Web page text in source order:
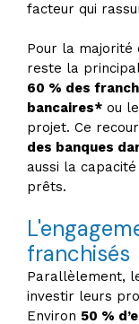
facteur qui
Pour la majorité
reste la
60 % des
bancaires* ou
projet. Ce
des banques
aussi la
prêts.
franchisés
Parallèlement,
investir leurs
Environ 50 %